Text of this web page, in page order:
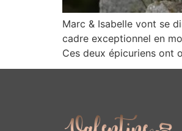
Marc & Isabelle vont se
cadre exceptionnel en
Ces deux épicuriens ont